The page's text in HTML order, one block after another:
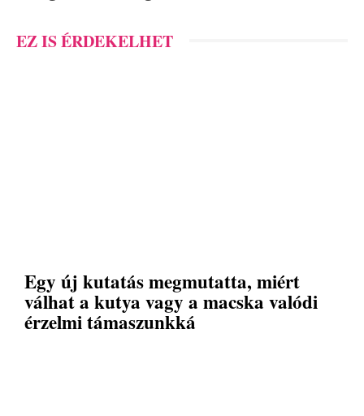
EZ IS ÉRDEKELHET
Egy új kutatás megmutatta, miért
válhat a kutya vagy a macska valódi
érzelmi támaszunkká